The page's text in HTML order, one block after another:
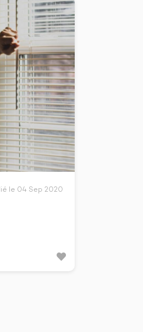
le 04 Sep 2020